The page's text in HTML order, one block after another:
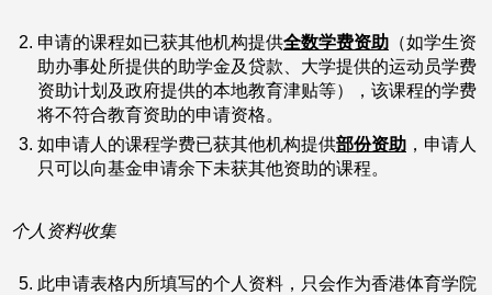
申请的课程如已获其他机构提供全数学费资助 （如学生资
助办事处所提供的助学金及贷款、大学提供的运动员学费
资助计划及政府提供的本地教育津贴等），该课程的学费
将不符合教育资助的申请资格。
如申请人的课程学费已获其他机构提供部份资助 ，申请人
只可以向基金申请余下未获其他资助的课程。
个人资料收集
此申请表格内所填写的个人资料，只会作为香港体育学院